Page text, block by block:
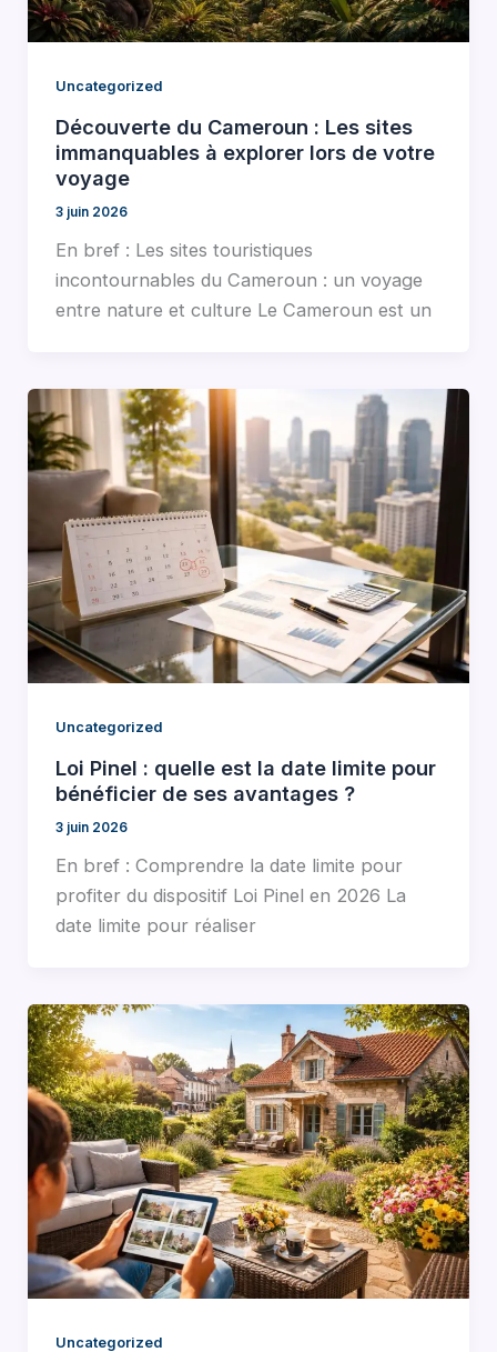
Uncategorized
Découverte du Cameroun : Les sites
immanquables à explorer lors de votre
voyage
3 juin 2026
En bref : Les sites touristiques
incontournables du Cameroun : un voyage
entre nature et culture Le Cameroun est un
Uncategorized
Loi Pinel : quelle est la date limite pour
bénéficier de ses avantages ?
3 juin 2026
En bref : Comprendre la date limite pour
profiter du dispositif Loi Pinel en 2026 La
date limite pour réaliser
Uncategorized